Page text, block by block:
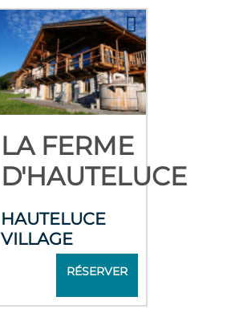
LA FERME
D'HAUTELUCE
HAUTELUCE
VILLAGE
RÉSERVER